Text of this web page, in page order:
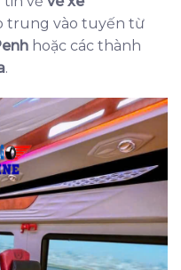
trung vào tuyến từ
hoặc các thành
.